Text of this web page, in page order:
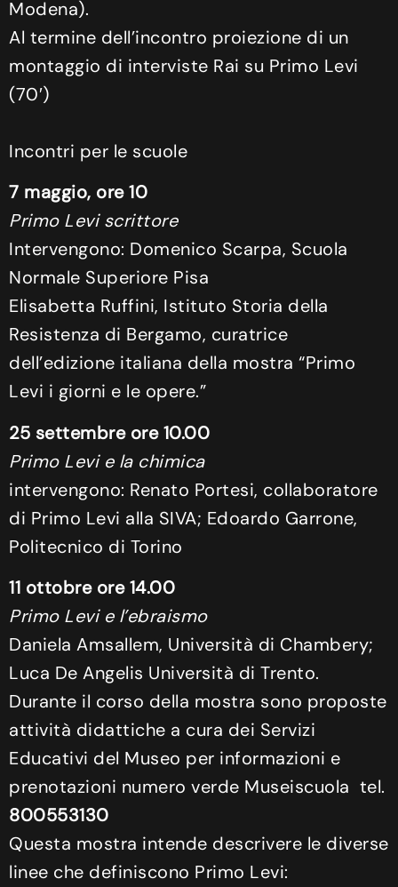
Modena).
Al termine dell’incontro proiezione di un
montaggio di interviste Rai su Primo Levi
(70′)
Incontri per le scuole
7 maggio, ore 10
Primo Levi scrittore
Intervengono: Domenico Scarpa, Scuola
Normale Superiore Pisa
Elisabetta Ruffini, Istituto Storia della
Resistenza di Bergamo, curatrice
dell’edizione italiana della mostra “Primo
Levi i giorni e le opere.”
25 settembre ore 10.00
Primo Levi e la chimica
intervengono: Renato Portesi, collaboratore
di Primo Levi alla SIVA; Edoardo Garrone,
Politecnico di Torino
11 ottobre ore 14.00
Primo Levi e l’ebraismo
Daniela Amsallem, Università di Chambery;
Luca De Angelis Università di Trento.
Durante il corso della mostra sono proposte
attività didattiche a cura dei Servizi
Educativi del Museo per informazioni e
prenotazioni numero verde Museiscuola tel.
800553130
Questa mostra intende descrivere le diverse
linee che definiscono Primo Levi: